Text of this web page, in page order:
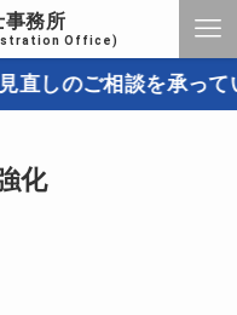
事務所
Office)
のご相談を承ってい
化